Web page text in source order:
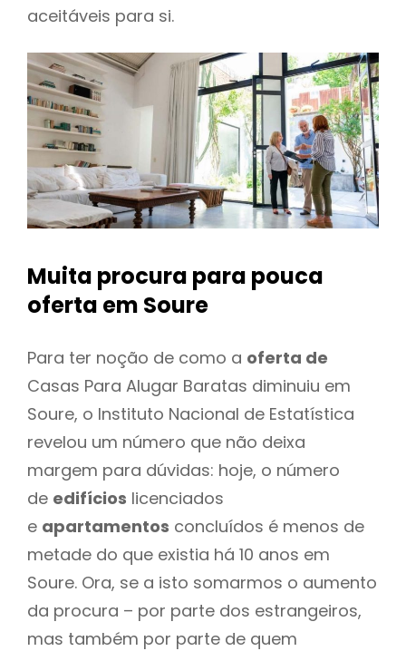
aceitáveis para si.
Muita procura para pouca
oferta em Soure
Para ter noção de como a oferta de
Casas Para Alugar Baratas diminuiu em
Soure, o Instituto Nacional de Estatística
revelou um número que não deixa
margem para dúvidas: hoje, o número
de edifícios licenciados
e apartamentos concluídos é menos de
metade do que existia há 10 anos em
Soure. Ora, se a isto somarmos o aumento
da procura – por parte dos estrangeiros,
mas também por parte de quem